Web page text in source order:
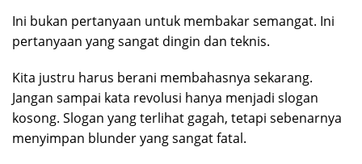
Ini bukan pertanyaan untuk membakar semangat. Ini
pertanyaan yang sangat dingin dan teknis.
Kita justru harus berani membahasnya sekarang.
Jangan sampai kata revolusi hanya menjadi slogan
kosong. Slogan yang terlihat gagah, tetapi sebenarnya
menyimpan blunder yang sangat fatal.